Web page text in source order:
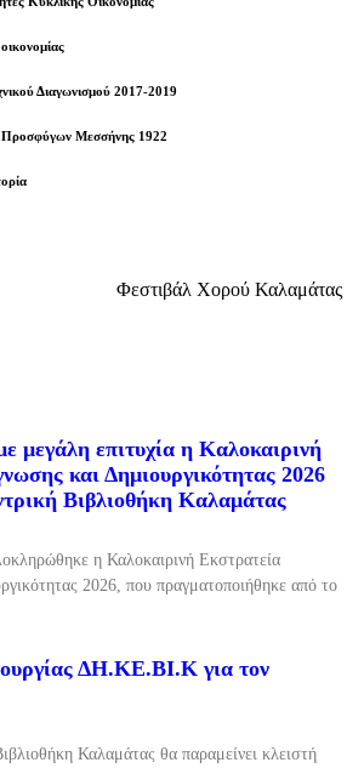
Διαγωνισμού 2017-2019
Προσφύγων Μεσσήνης 1922
Φεστιβάλ Χορού Καλαμάτας
μεγάλη επιτυχία η Καλοκαιρινή
και Δημιουργικότητας 2026
Βιβλιοθήκη Καλαμάτας
η Καλοκαιρινή Εκστρατεία
2026, που πραγματοποιήθηκε από το
ΔΗ.ΚΕ.ΒΙ.Κ για τον
Καλαμάτας θα παραμείνει κλειστή